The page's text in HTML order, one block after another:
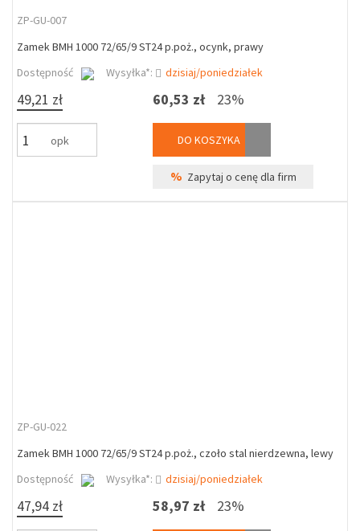
ZP-GU-007
Zamek BMH 1000 72/65/9 ST24 p.poż., ocynk, prawy
Dostępność
Wysyłka*: dzisiaj/poniedziałek
49,21 zł
opk
60,53 zł 23%
DO KOSZYKA
% Zapytaj o cenę dla firm
ZP-GU-022
Zamek BMH 1000 72/65/9 ST24 p.poż., czoło stal nierdzewna, lewy
Dostępność
Wysyłka*: dzisiaj/poniedziałek
47,94 zł 58,97 zł 23%